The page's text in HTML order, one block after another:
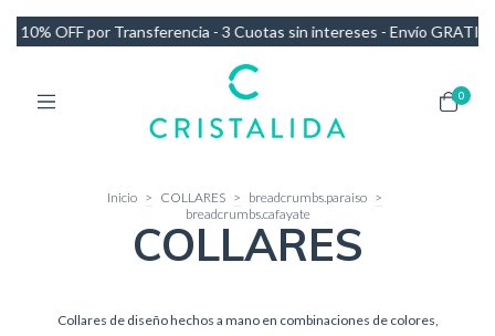
sin intereses - Envío GRATIS en compras de más de $140.000
0
Inicio > COLLARES > breadcrumbs.paraiso >
breadcrumbs.cafayate
COLLARES
Collares de diseño hechos a mano en combinaciones de colores,